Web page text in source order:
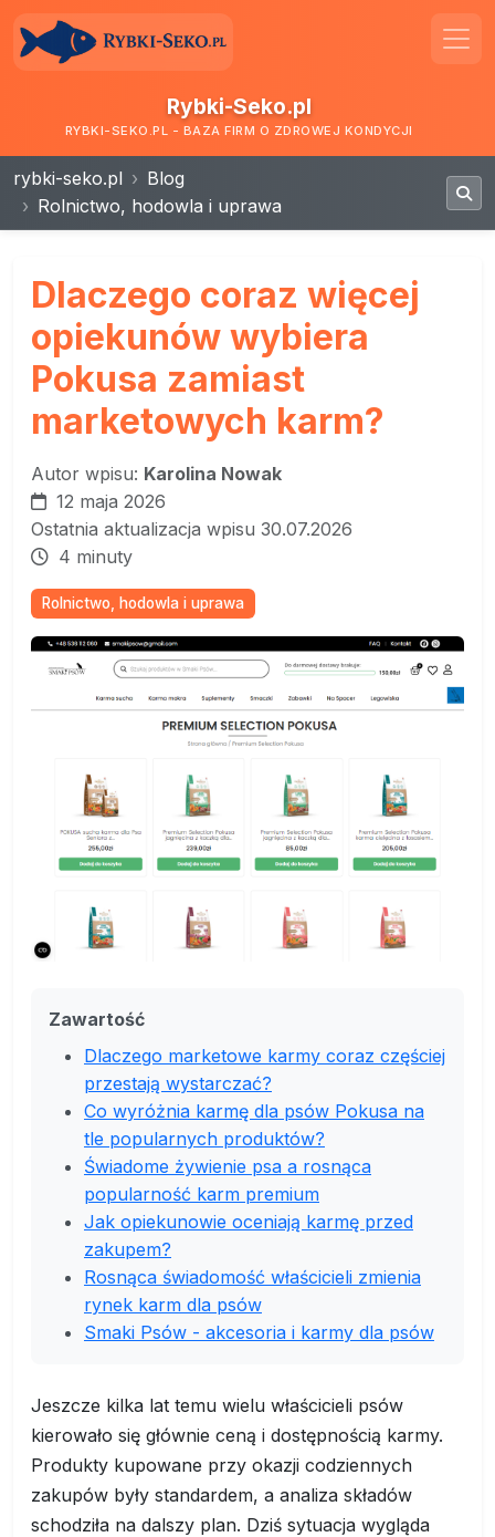
Rybki-Seko.pl
RYBKI-SEKO.PL - BAZA FIRM O ZDROWEJ KONDYCJI
rybki-seko.pl
Blog
Rolnictwo, hodowla i uprawa
Dlaczego coraz więcej
opiekunów wybiera
Pokusa zamiast
marketowych karm?
Autor wpisu: Karolina Nowak
12 maja 2026
Ostatnia aktualizacja wpisu 30.07.2026
4 minuty
Rolnictwo, hodowla i uprawa
Zawartość
Dlaczego marketowe karmy coraz częściej
przestają wystarczać?
Co wyróżnia karmę dla psów Pokusa na
tle popularnych produktów?
Świadome żywienie psa a rosnąca
popularność karm premium
Jak opiekunowie oceniają karmę przed
zakupem?
Rosnąca świadomość właścicieli zmienia
rynek karm dla psów
Smaki Psów - akcesoria i karmy dla psów
Jeszcze kilka lat temu wielu właścicieli psów
kierowało się głównie ceną i dostępnością karmy.
Produkty kupowane przy okazji codziennych
zakupów były standardem, a analiza składów
schodziła na dalszy plan. Dziś sytuacja wygląda